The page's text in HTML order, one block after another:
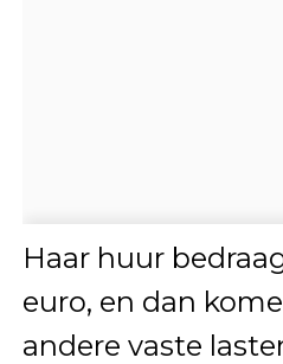
Haar huur
euro, en dan
andere vaste